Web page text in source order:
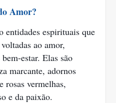
Amor?
entidades espirituais que
ao amor,
estar. Elas são
marcante, adornos
rosas vermelhas,
e da paixão.